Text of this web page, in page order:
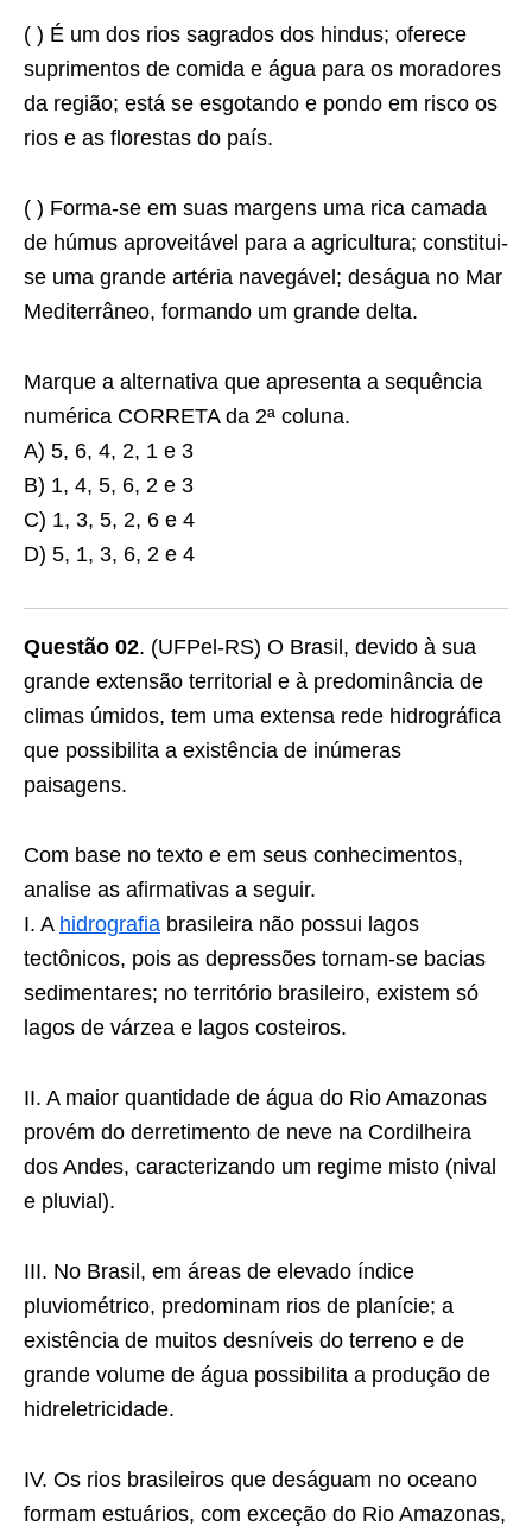
( ) É um dos rios sagrados dos hindus; oferece
suprimentos de comida e água para os moradores
da região; está se esgotando e pondo em risco os
rios e as ﬂorestas do país.
( ) Forma-se em suas margens uma rica camada
de húmus aproveitável para a agricultura; constitui-
se uma grande artéria navegável; deságua no Mar
Mediterrâneo, formando um grande delta.
Marque a alternativa que apresenta a sequência
numérica CORRETA da 2ª coluna.
A) 5, 6, 4, 2, 1 e 3
B) 1, 4, 5, 6, 2 e 3
C) 1, 3, 5, 2, 6 e 4
D) 5, 1, 3, 6, 2 e 4
Questão 02. (UFPel-RS) O Brasil, devido à sua
grande extensão territorial e à predominância de
climas úmidos, tem uma extensa rede hidrográfica
que possibilita a existência de inúmeras
paisagens.
Com base no texto e em seus conhecimentos,
analise as afirmativas a seguir.
I. A hidrografia brasileira não possui lagos
tectônicos, pois as depressões tornam-se bacias
sedimentares; no território brasileiro, existem só
lagos de várzea e lagos costeiros.
II. A maior quantidade de água do Rio Amazonas
provém do derretimento de neve na Cordilheira
dos Andes, caracterizando um regime misto (nival
e pluvial).
III. No Brasil, em áreas de elevado índice
pluviométrico, predominam rios de planície; a
existência de muitos desníveis do terreno e de
grande volume de água possibilita a produção de
hidreletricidade.
IV. Os rios brasileiros que deságuam no oceano
formam estuários, com exceção do Rio Amazonas,